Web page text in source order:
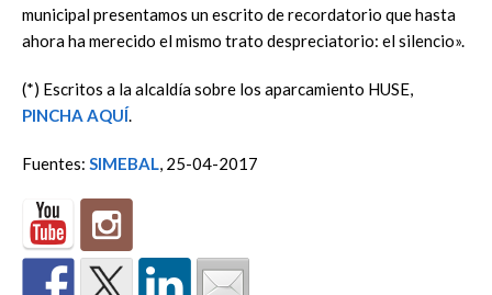
municipal presentamos un escrito de recordatorio que hasta
ahora ha merecido el mismo trato despreciatorio: el silencio».
(*) Escritos a la alcaldía sobre los aparcamiento HUSE,
PINCHA AQUÍ.
Fuentes: SIMEBAL, 25-04-2017